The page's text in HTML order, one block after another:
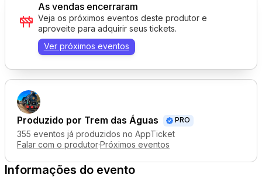
Produzido por Trem das Águas PRO
355 eventos já produzidos no AppTicket
Falar com o produtor·Próximos eventos
Informações do evento
As vendas encerraram
Veja os próximos eventos deste produtor e
aproveite para adquirir seus tickets.
Ver próximos eventos